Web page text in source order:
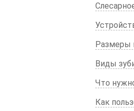
Размеры
Виды
Что
Как